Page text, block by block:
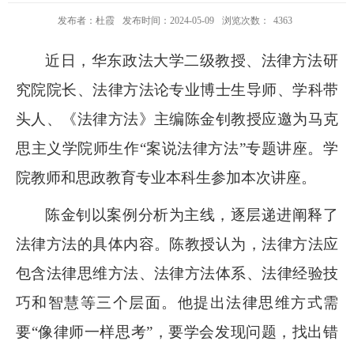
发布者：杜霞 发布时间：2024-05-09 浏览次数： 4363
近日，华东政法大学二级教授、法律方法研
究院院长、法律方法论专业博士生导师、学科带
头人、《法律方法》主编陈金钊教授应邀为马克
思主义学院师生作“案说法律方法”专题讲座。学
院教师和思政教育专业本科生参加本次讲座。
陈金钊以案例分析为主线，逐层递进阐释了
法律方法的具体内容。陈教授认为，法律方法应
包含法律思维方法、法律方法体系、法律经验技
巧和智慧等三个层面。他提出法律思维方式需
要“像律师一样思考”，要学会发现问题，找出错